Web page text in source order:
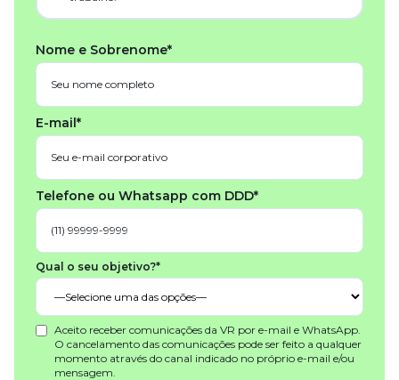
Nome e Sobrenome*
E-mail*
Telefone ou Whatsapp com DDD*
Qual o seu objetivo?*
Aceito receber comunicações da VR por e-mail e WhatsApp.
O cancelamento das comunicações pode ser feito a qualquer
momento através do canal indicado no próprio e-mail e/ou
mensagem.